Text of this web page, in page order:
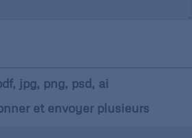
jpg, png, psd, ai
et envoyer plusieurs